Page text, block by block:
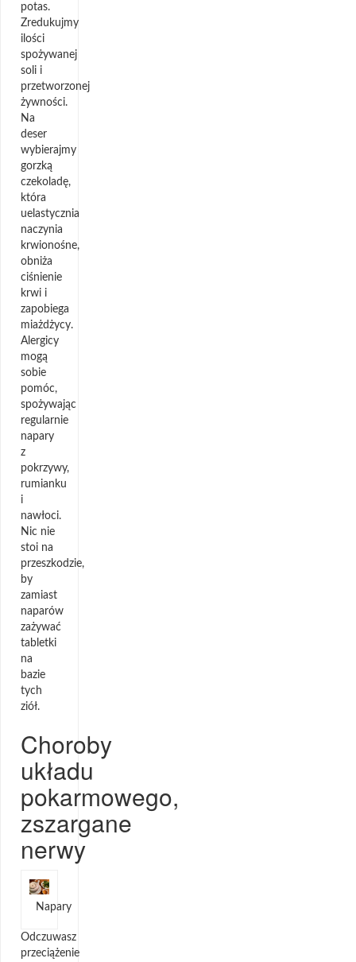
potas.
Zredukujmy
ilości
spożywanej
soli i
przetworzonej
żywności.
Na
deser
wybierajmy
gorzką
czekoladę,
która
uelastycznia
naczynia
krwionośne,
obniża
ciśnienie
krwi i
zapobiega
miażdżycy.
Alergicy
mogą
sobie
pomóc,
spożywając
regularnie
napary
z
pokrzywy,
rumianku
i
nawłoci.
Nic nie
stoi na
przeszkodzie,
by
zamiast
naparów
zażywać
tabletki
na
bazie
tych
ziół.
Choroby
układu
pokarmowego,
zszargane
nerwy
Napary
Odczuwasz
przeciążenie